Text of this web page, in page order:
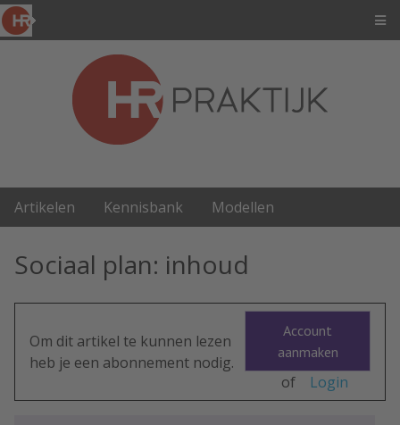
Artikelen Kennisbank Modellen
Sociaal plan: inhoud
Om dit artikel te kunnen lezen
heb je een abonnement nodig.
Account
aanmaken
of Login